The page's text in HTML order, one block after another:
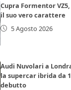
Cupra Formentor
il suo vero carattere
5 Agosto 2026
Audi Nuvolari a
la supercar ibrida da
debutto